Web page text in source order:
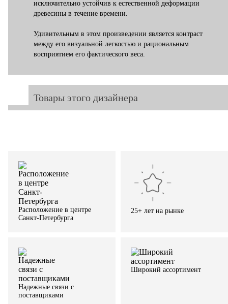
исключительно устойчив к естественной деформации
древесины в течение времени.
Удивительным в этом произведении является контраст
между его визуальной легкостью и рациональным
восприятием его фактического веса.
Товары этого дизайнера
Расположение в центре
Санкт-Петербурга
25+ лет на рынке
Надежные связи с
поставщиками
Широкий ассортимент